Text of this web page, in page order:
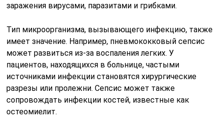
заражения вирусами, паразитами и грибками.
Тип микроорганизма, вызывающего инфекцию, также
имеет значение. Например, пневмококковый сепсис
может развиться из-за воспаления легких. У
пациентов, находящихся в больнице, частыми
источниками инфекции становятся хирургические
разрезы или пролежни. Сепсис может также
сопровождать инфекции костей, известные как
остеомиелит.